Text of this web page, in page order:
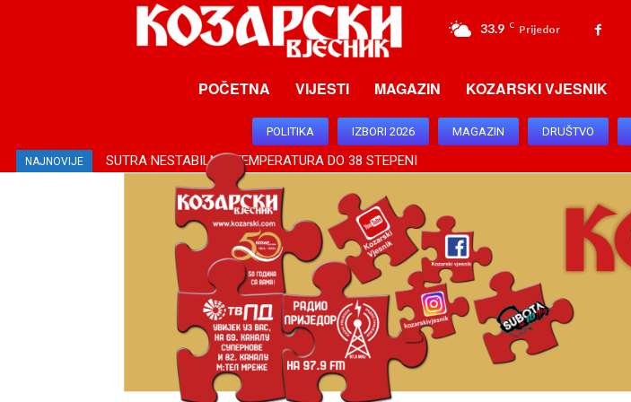
33.9 C Prijedor
POČETNA VIJESTI MAGAZIN KOZARSKI VJESNIK
POLITIKA IZBORI 2026 MAGAZIN DRUŠTVO
NAJNOVIJE SUTRA NESTABILNO, TEMPERATURA DO 38 STEPENI
ODLUČENO O REBALANSU BUDŽETA, RIBNJAKU I DODJELI BESPLATNIH PLACEVA